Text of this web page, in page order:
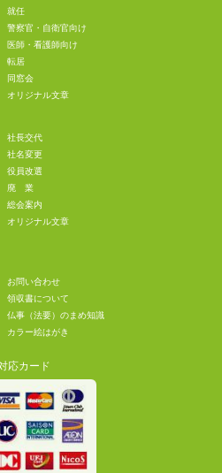
就任
警察官・自衛官向け
医師・看護師向け
転居
同窓会
オリジナル文章
社長交代
社名変更
役員改選
廃 業
総会案内
オリジナル文章
お問い合わせ
領収書について
仏事（法要）のまめ知識
カラー絵はがき
応カード